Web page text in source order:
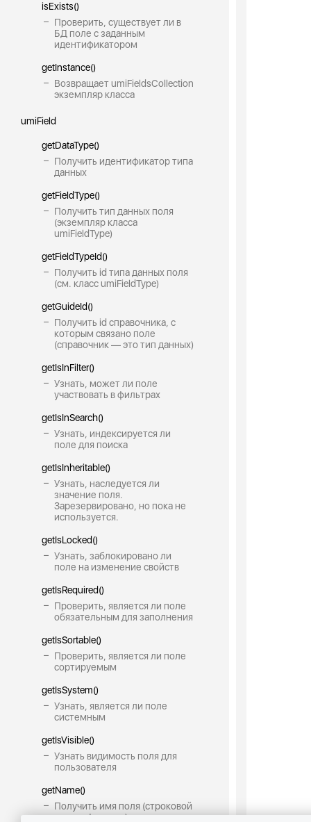
isExists()
Проверить, существует ли в
БД поле с заданным
идентификатором
getInstance()
Возвращает umiFieldsCollection
экземпляр класса
umiField
getDataType()
Получить идентификатор типа
данных
getFieldType()
Получить тип данных поля
(экземпляр класса
umiFieldType)
getFieldTypeId()
Получить id типа данных поля
(см. класс umiFieldType)
getGuideId()
Получить id справочника, с
которым связано поле
(справочник — это тип данных)
getIsInFilter()
Узнать, может ли поле
участвовать в фильтрах
getIsInSearch()
Узнать, индексируется ли
поле для поиска
getIsInheritable()
Узнать, наследуется ли
значение поля.
Зарезервировано, но пока не
используется.
getIsLocked()
Узнать, заблокировано ли
поле на изменение свойств
getIsRequired()
Проверить, является ли поле
обязательным для заполнения
getIsSortable()
Проверить, является ли поле
сортируемым
getIsSystem()
Узнать, является ли поле
системным
getIsVisible()
Узнать видимость поля для
пользователя
getName()
Получить имя поля (строковой
идентификатор)